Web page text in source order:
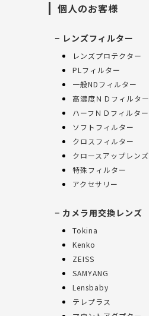
個人のお客様
レンズフィルター
レンズプロテクター
PLフィルター
一般NDフィルター
高濃度ＮＤフィルター
ハーフＮＤフィルター
ソフトフィルター
クロスフィルター
クロースアップレンズ
特殊フィルター
アクセサリー
カメラ用交換レンズ
Tokina
Kenko
ZEISS
SAMYANG
Lensbaby
テレプラス